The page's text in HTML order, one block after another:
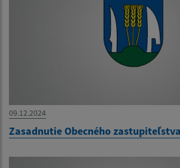
09.12.2024
Zasadnutie Obecného